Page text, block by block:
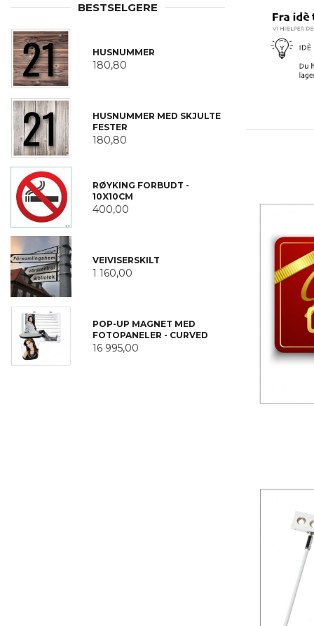
BESTSELGERE
HUSNUMMER
180,80
HUSNUMMER MED SKJULTE
FESTER
180,80
RØYKING FORBUDT -
10X10CM
400,00
VEIVISERSKILT
1 160,00
POP-UP MAGNET MED
FOTOPANELER - CURVED
16 995,00